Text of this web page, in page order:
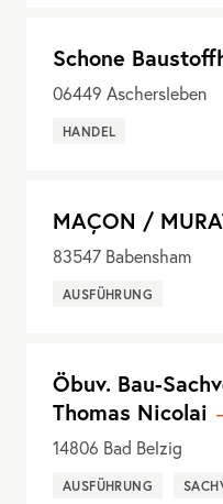
Schone
06449 Aschersleben
HANDEL
MAÇON /
83547 Babensham
AUSFÜHRUNG
Öbuv. Bau-
Thomas Nicolai
14806 Bad Belzig
AUSFÜHRUNG